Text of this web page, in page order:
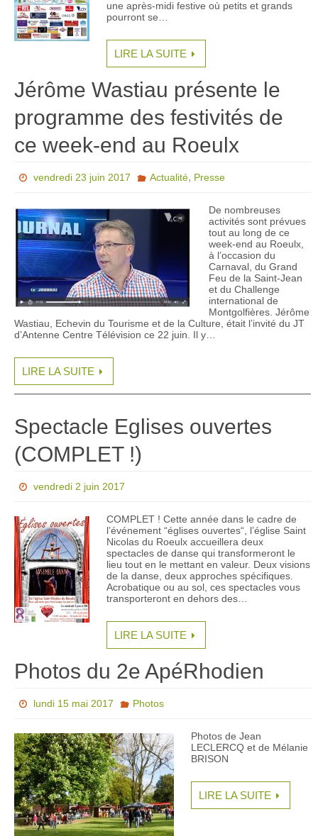
une après-midi festive où petits et grands
pourront se…
LIRE LA SUITE
Jérôme Wastiau présente le
programme des festivités de
ce week-end au Roeulx
vendredi 23 juin 2017 Actualité, Presse
De nombreuses
activités sont prévues
tout au long de ce
week-end au Roeulx,
à l’occasion du
Carnaval, du Grand
Feu de la Saint-Jean
et du Challenge
international de
Montgolfières. Jérôme
Wastiau, Echevin du Tourisme et de la Culture, était l’invité du JT
d’Antenne Centre Télévision ce 22 juin. Il y…
LIRE LA SUITE
Spectacle Eglises ouvertes
(COMPLET !)
vendredi 2 juin 2017
COMPLET ! Cette année dans le cadre de
l’événement “églises ouvertes“, l’église Saint
Nicolas du Roeulx accueillera deux
spectacles de danse qui transformeront le
lieu tout en le mettant en valeur. Deux visions
de la danse, deux approches spécifiques.
Acrobatique ou au sol, ces spectacles vous
transporteront en dehors des…
LIRE LA SUITE
Photos du 2e ApéRhodien
lundi 15 mai 2017 Photos
Photos de Jean
LECLERCQ et de Mélanie
BRISON
LIRE LA SUITE